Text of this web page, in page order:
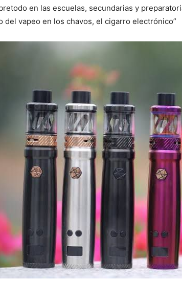
en las escuelas, secundarias y
del vapeo en los chavos, el cigarro electrónico”